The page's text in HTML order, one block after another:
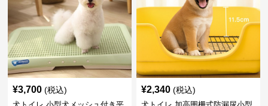
¥3,700 (税込) ¥2,340 (税込)